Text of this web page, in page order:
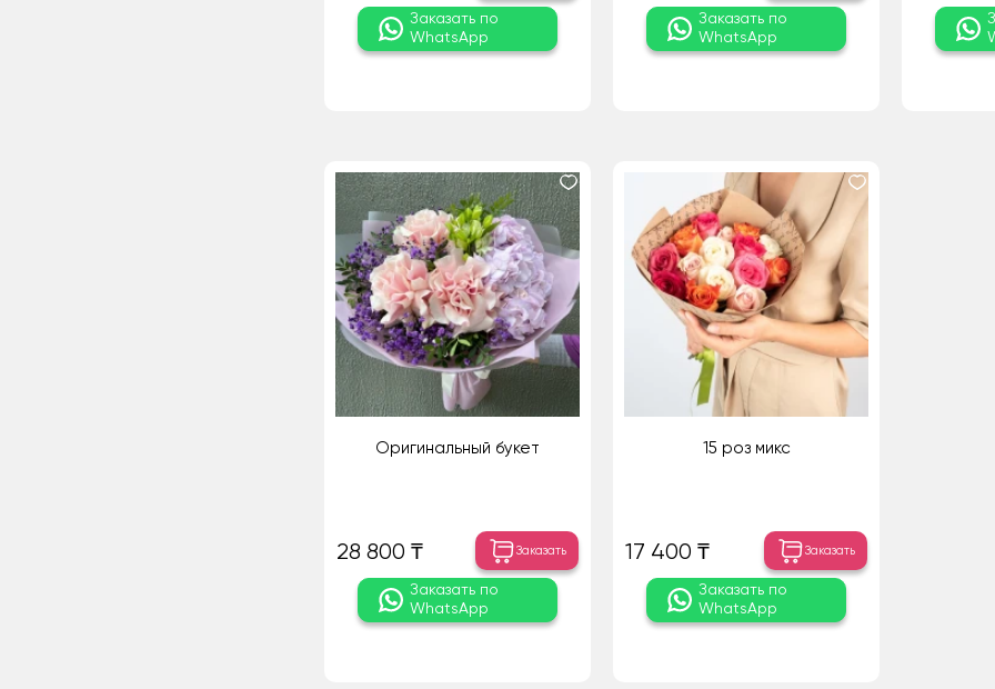
Заказать по
WhatsApp
Заказать по
WhatsApp
Оригинальный букет
28 800 ₸ Заказать
Заказать по
WhatsApp
15 роз микс
17 400 ₸ Заказать
Заказать по
WhatsApp